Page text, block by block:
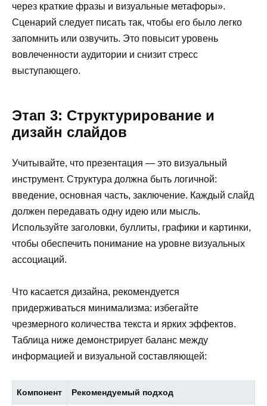
через краткие фразы и визуальные метафоры».
Сценарий следует писать так, чтобы его было легко
запомнить или озвучить. Это повысит уровень
вовлеченности аудитории и снизит стресс
выступающего.
Этап 3: Структурирование и
дизайн слайдов
Учитывайте, что презентация — это визуальный
инструмент. Структура должна быть логичной:
введение, основная часть, заключение. Каждый слайд
должен передавать одну идею или мысль.
Используйте заголовки, буллиты, графики и картинки,
чтобы обеспечить понимание на уровне визуальных
ассоциаций.
Что касается дизайна, рекомендуется
придерживаться минимализма: избегайте
чрезмерного количества текста и ярких эффектов.
Таблица ниже демонстрирует баланс между
информацией и визуальной составляющей:
Компонент Рекомендуемый подход